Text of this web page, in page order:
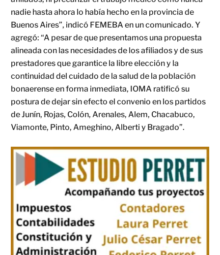
nadie hasta ahora lo había hecho en la provincia de
Buenos Aires”, indicó FEMEBA en un comunicado. Y
agregó: “A pesar de que presentamos una propuesta
alineada con las necesidades de los afiliados y de sus
prestadores que garantice la libre elección y la
continuidad del cuidado de la salud de la población
bonaerense en forma inmediata, IOMA ratificó su
postura de dejar sin efecto el convenio en los partidos
de Junín, Rojas, Colón, Arenales, Alem, Chacabuco,
Viamonte, Pinto, Ameghino, Alberti y Bragado”.